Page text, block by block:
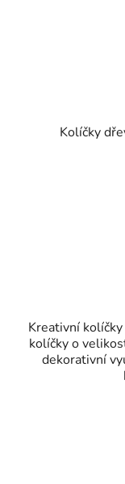
Kolíčky
Kreativní
kolíčky o
dekorativní